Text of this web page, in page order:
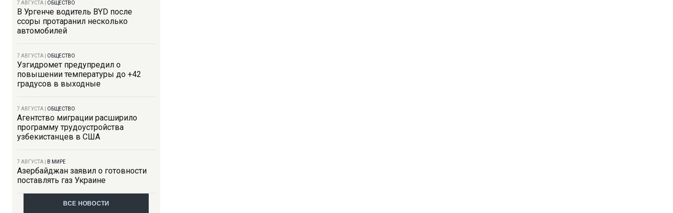
7 АВГУСТА ОБЩЕСТВО
В Ургенче водитель BYD после
ссоры протаранил несколько
автомобилей
7 АВГУСТА ОБЩЕСТВО
Узгидромет предупредил о
повышении температуры до +42
градусов в выходные
7 АВГУСТА ОБЩЕСТВО
Агентство миграции расширило
программу трудоустройства
узбекистанцев в США
7 АВГУСТА В МИРЕ
Азербайджан заявил о готовности
поставлять газ Украине
ВСЕ НОВОСТИ